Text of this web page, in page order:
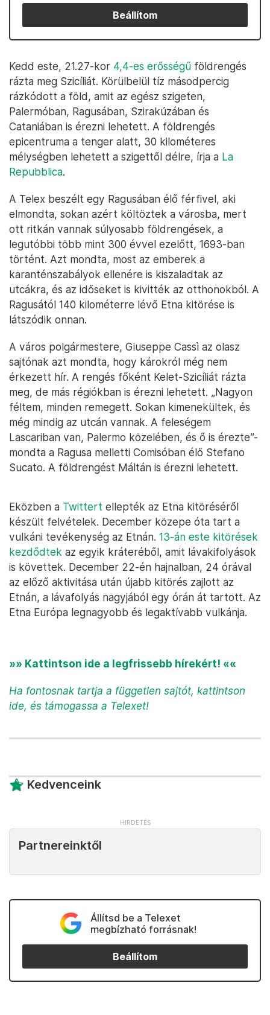
Beállítom
Kedd este, 21.27-kor 4,4-es erősségű földrengés
rázta meg Szicíliát. Körülbelül tíz másodpercig
rázkódott a föld, amit az egész szigeten,
Palermóban, Ragusában, Szirakúzában és
Cataniában is érezni lehetett. A földrengés
epicentruma a tenger alatt, 30 kilométeres
mélységben lehetett a szigettől délre, írja a La
Repubblica.
A Telex beszélt egy Ragusában élő férfivel, aki
elmondta, sokan azért költöztek a városba, mert
ott ritkán vannak súlyosabb földrengések, a
legutóbbi több mint 300 évvel ezelőtt, 1693-ban
történt. Azt mondta, most az emberek a
karanténszabályok ellenére is kiszaladtak az
utcákra, és az időseket is kivitték az otthonokból. A
Ragusától 140 kilométerre lévő Etna kitörése is
látszódik onnan.
A város polgármestere, Giuseppe Cassì az olasz
sajtónak azt mondta, hogy károkról még nem
érkezett hír. A rengés főként Kelet-Szicíliát rázta
meg, de más régiókban is érezni lehetett. „Nagyon
féltem, minden remegett. Sokan kimenekültek, és
még mindig az utcán vannak. A feleségem
Lascariban van, Palermo közelében, és ő is érezte”-
mondta a Ragusa melletti Comisóban élő Stefano
Sucato. A földrengést Máltán is érezni lehetett.
Eközben a Twittert ellepték az Etna kitöréséről
készült felvételek. December közepe óta tart a
vulkáni tevékenység az Etnán. 13-án este kitörések
kezdődtek az egyik kráteréből, amit lávakifolyások
is követtek. December 22-én hajnalban, 24 órával
az előző aktivitása után újabb kitörés zajlott az
Etnán, a lávafolyás nagyjából egy órán át tartott. Az
Etna Európa legnagyobb és legaktívabb vulkánja.
»» Kattintson ide a legfrissebb hírekért! ««
Ha fontosnak tartja a független sajtót, kattintson
ide, és támogassa a Telexet!
Kedvenceink
Partnereinktől
Állítsd be a Telexet
megbízható forrásnak!
Beállítom